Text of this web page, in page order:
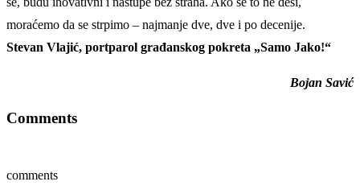
moraćemo da se strpimo – najmanje dve, dve i po decenije.
Stevan Vlajić, portparol građanskog pokreta „Samo Jako!“
Bojan Savić
Comments
comments